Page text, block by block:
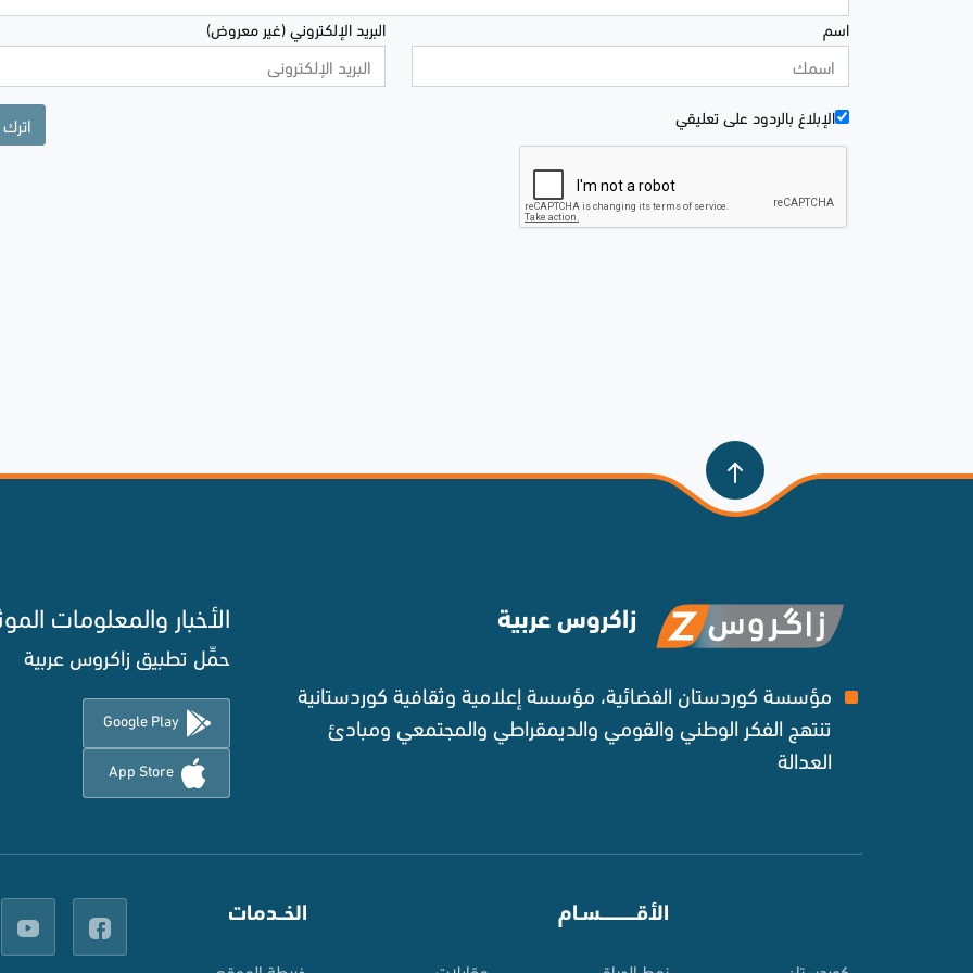
اسم البريد الإلكتروني (غير معروض)
الإبلاغ بالردود علی تعليقي
زاكروس عربية
مؤسسة كوردستان الفضائية، مؤسسة إعلامية وثقافية كوردستانية
تنتهج الفكر الوطني والقومي والديمقراطي والمجتمعي ومبادئ
العدالة ‌
الأخبار والمعلومات
حمِّل تطبيق زاكروس عربية
Google Play
App Store
الأقـــــــــــسـام الخــدمات